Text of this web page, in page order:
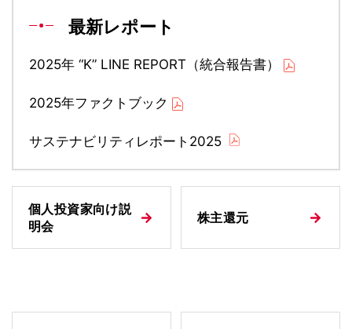
最新レポート
2025年 “K” LINE REPORT（統合報告書）
2025年ファクトブック
サステナビリティレポート2025
個人投資家向け説
明会
株主還元